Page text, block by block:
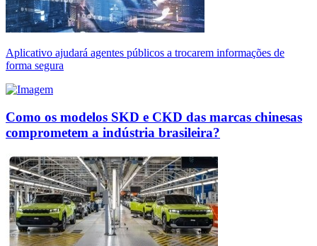
Aplicativo ajudará agentes públicos a trocarem informações de
forma segura
Como os modelos SKD e CKD das marcas chinesas
comprometem a indústria brasileira?